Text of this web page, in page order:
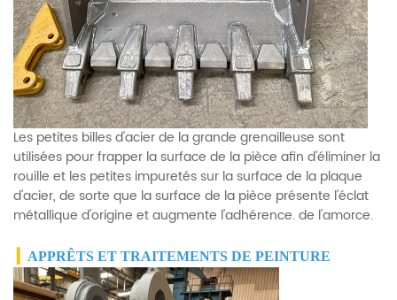
Les petites billes d'acier de la grande grenailleuse sont
utilisées pour frapper la surface de la pièce afin d'éliminer la
rouille et les petites impuretés sur la surface de la plaque
d'acier, de sorte que la surface de la pièce présente l'éclat
métallique d'origine et augmente l'adhérence. de l'amorce.
APPRÊTS ET TRAITEMENTS DE PEINTURE